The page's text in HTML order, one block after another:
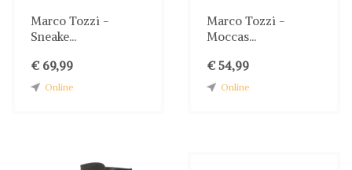
Marco Tozzi -
Sneake...
€ 69,99
Online
Marco Tozzi -
Moccas...
€ 54,99
Online